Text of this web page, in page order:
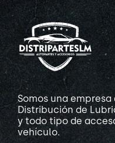
Somos una
Distribución de
y todo tipo de
vehículo.